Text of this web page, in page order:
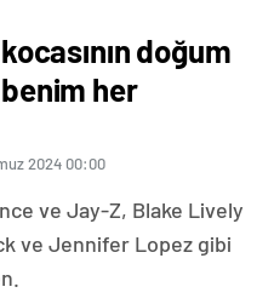
doğum
her
2024 00:00
ve Jay-Z, Blake Lively
ve Jennifer Lopez gibi